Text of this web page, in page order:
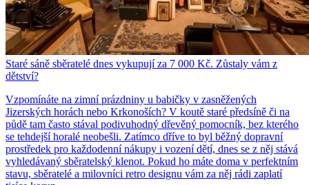
Staré sáně sběratelé dnes vykupují za 7 000 Kč. Zůstaly vám z
dětství?
Vzpomínáte na zimní prázdniny u babičky v zasněžených
Jizerských horách nebo Krkonoších? V koutě staré předsíně či na
půdě tam často stával podivuhodný dřevěný pomocník, bez kterého
se tehdejší horalé neobešli. Zatímco dříve to byl běžný dopravní
prostředek pro každodenní nákupy i vození dětí, dnes se z něj stává
vyhledávaný sběratelský klenot. Pokud ho máte doma v perfektním
stavu, sběratelé a milovníci retro designu vám za něj rádi zaplatí